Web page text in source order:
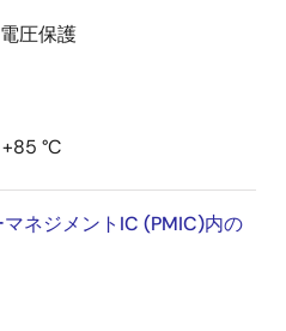
圧保護
°C
ネジメントIC (PMIC)内の